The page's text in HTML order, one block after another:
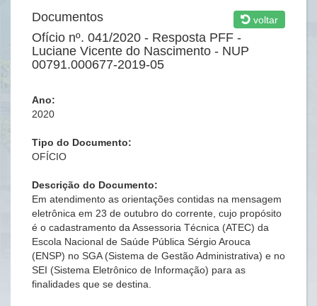
voltar
Documentos
Ofício nº. 041/2020 - Resposta PFF -
Luciane Vicente do Nascimento - NUP
00791.000677-2019-05
Ano:
2020
Tipo do Documento:
OFÍCIO
Descrição do Documento:
Em atendimento as orientações contidas na mensagem
eletrônica em 23 de outubro do corrente, cujo propósito
é o cadastramento da Assessoria Técnica (ATEC) da
Escola Nacional de Saúde Pública Sérgio Arouca
(ENSP) no SGA (Sistema de Gestão Administrativa) e no
SEI (Sistema Eletrônico de Informação) para as
finalidades que se destina.